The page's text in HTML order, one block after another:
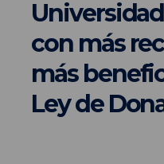
con más
más
Ley de